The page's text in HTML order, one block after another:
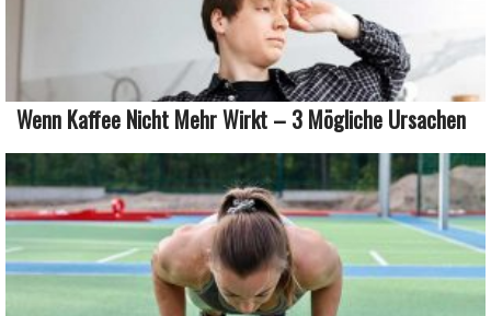
Wenn Kaffee Nicht Mehr Wirkt – 3 Mögliche Ursachen